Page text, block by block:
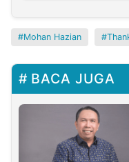
Mohan Hazian
BACA JUGA